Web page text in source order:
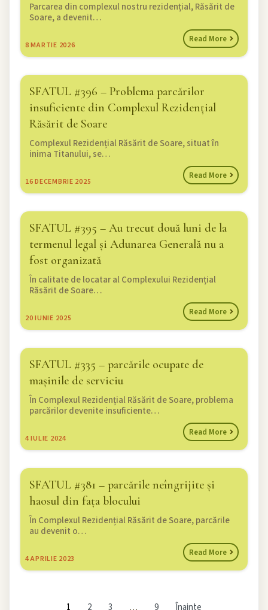
8 MARTIE 2026
Parcarea din complexul nostru rezidențial, Răsărit de
Soare, a devenit…
Read More
SFATUL #396 – Problema parcărilor
insuficiente din Complexul Rezidențial
Răsărit de Soare
16DECEMBRIE 2025
Complexul Rezidențial Răsărit de Soare, situat în
inima Titanului, se…
Read More
SFATUL #395 – Au trecut două luni de la
termenul legal și Adunarea Generală nu a
fost organizată
20IUNIE 2025
În calitate de locatar al Complexului Rezidențial
Răsărit de Soare…
Read More
SFATUL #335 – parcările ocupate de
mașinile de serviciu
4 IULIE 2024
În Complexul Rezidențial Răsărit de Soare, problema
parcărilor devenite insuficiente…
Read More
SFATUL #381 – parcările neîngrijite și
haosul din fața blocului
4 APRILIE 2023
În Complexul Rezidențial Răsărit de Soare, parcările
au devenit o…
Read More
1 2 3 … 9 Înainte